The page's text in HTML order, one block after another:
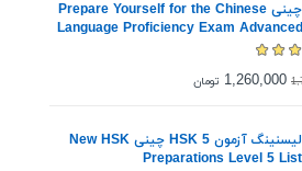
کتاب چینی Prepare Yourself for the Chinese
Language Proficiency Exam
1,260,000 تومان
کتاب لیسنینگ آزمون HSK 5 چینی New HSK
Preparations Level 5